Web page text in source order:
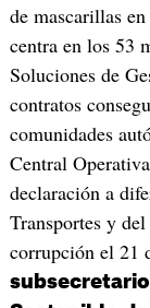
de mascarillas
centra en los 53
Soluciones de
contratos
comunidades
Central
declaración a
Transportes y
corrupción el 21